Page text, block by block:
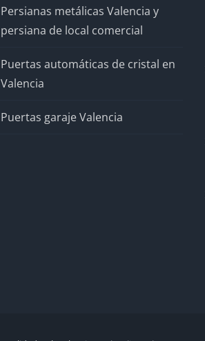
Persianas metálicas Valencia y
persiana de local comercial
Puertas automáticas de cristal en
Valencia
Puertas garaje Valencia